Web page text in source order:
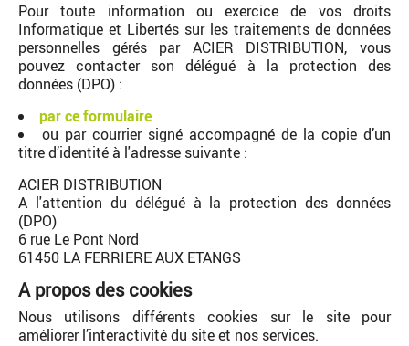
Pour toute information ou exercice de vos droits
Informatique et Libertés sur les traitements de données
personnelles gérés par ACIER DISTRIBUTION, vous
pouvez contacter son délégué à la protection des
données (DPO) :
par ce formulaire
ou par courrier signé accompagné de la copie d’un
titre d’identité à l'adresse suivante :
ACIER DISTRIBUTION
A l'attention du délégué à la protection des données
(DPO)
6 rue Le Pont Nord
61450 LA FERRIERE AUX ETANGS
A propos des cookies
Nous utilisons différents cookies sur le site pour
améliorer l’interactivité du site et nos services.